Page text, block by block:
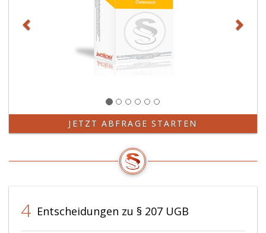
JETZT ABFRAGE STARTEN
4 Entscheidungen zu § 207 UGB